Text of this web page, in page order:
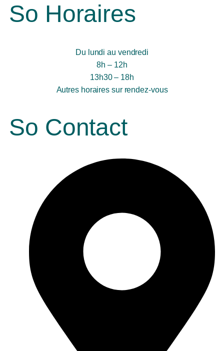
So Horaires
Du lundi au vendredi
8h – 12h
13h30 – 18h
Autres horaires sur rendez-vous
So Contact